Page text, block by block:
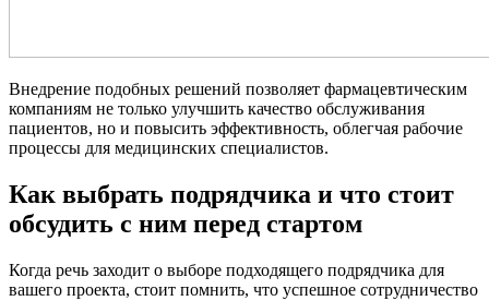
Внедрение подобных решений позволяет фармацевтическим
компаниям не только улучшить качество обслуживания
пациентов, но и повысить эффективность, облегчая рабочие
процессы для медицинских специалистов.
Как выбрать подрядчика и что стоит
обсудить с ним перед стартом
Когда речь заходит о выборе подходящего подрядчика для
вашего проекта, стоит помнить, что успешное сотрудничество